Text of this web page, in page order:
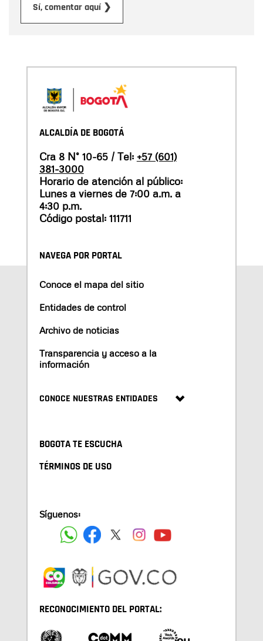
Sí, comentar aquí ❯
ALCALDÍA DE BOGOTÁ
Cra 8 N° 10-65 / Tel: +57 (601)
381-3000
Horario de atención al público:
Lunes a viernes de 7:00 a.m. a
4:30 p.m.
Código postal: 111711
NAVEGA POR PORTAL
Conoce el mapa del sitio
Entidades de control
Archivo de noticias
Transparencia y acceso a la
información
CONOCE NUESTRAS ENTIDADES
BOGOTA TE ESCUCHA
TÉRMINOS DE USO
Síguenos:
RECONOCIMIENTO DEL PORTAL: